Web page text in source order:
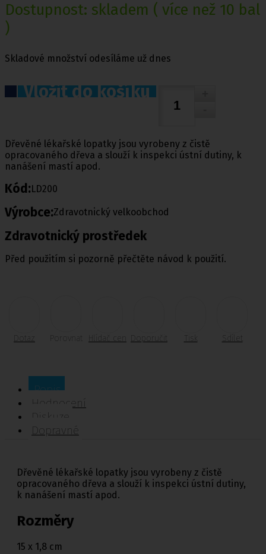
Dostupnost: skladem ( více než 10 bal
)
Skladové množství odesíláme už dnes
Vložit do košíku
Dřevěné lékařské lopatky jsou vyrobeny z čistě
opracovaného dřeva a slouží k inspekci ústní dutiny, k
nanášení mastí apod.
Kód:LD200
Výrobce:Zdravotnický velkoobchod
Zdravotnický prostředek
Před použitím si pozorně přečtěte návod k použití.
Dotaz Porovnat Doporučit Tisk Sdílet
Popis
Hodnocení
Diskuze
Dopravné
Dřevěné lékařské lopatky jsou vyrobeny z čistě
opracovaného dřeva a slouží k inspekci ústní dutiny,
k nanášení mastí apod.
Rozměry
15 x 1,8 cm